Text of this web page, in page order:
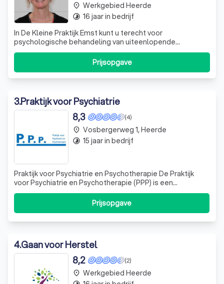
In De Kleine Praktijk Emst kunt u terecht voor
psychologische behandeling van uiteenlopende
psychische klachten. Met een verwijzing wordt de
behandeling volledig vergoed vanuit de Basis
Generalistische GGZ. De Kleine Praktijk Emst is ingericht
voor individuele behandeling van volwassenen. Er word
Prijsopgave
place Werkgebied Heerde
timelapse 16 jaar in bedrijf
3.Praktijk voor Psychiatrie
(4)
8,3
Praktijk voor Psychiatrie en Psychotherapie De Praktijk
voor Psychiatrie en Psychotherapie (PPP) is een
kleinschalige GGZ instelling in de regio Noord Oost-
Veluwe. Wij bieden diagnostiek en behandeling aan in de
geestelijke gezondheidszorg. Het doel van het
Prijsopgave
place Vosbergerweg 1, Heerde
timelapse 15 jaar in bedrijf
4.Gaan voor Herstel
(2)
8,2
place Werkgebied Heerde